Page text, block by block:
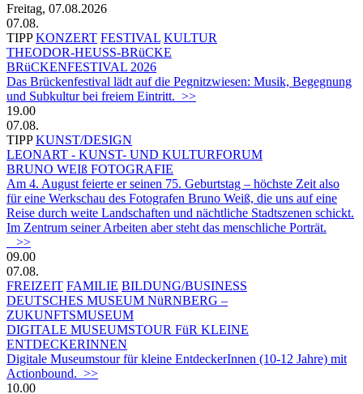
Freitag, 07.08.2026
07.08.
TIPP KONZERT FESTIVAL KULTUR
THEODOR-HEUSS-BRüCKE
BRüCKENFESTIVAL 2026
Das Brückenfestival lädt auf die Pegnitzwiesen: Musik, Begegnung
und Subkultur bei freiem Eintritt. >>
19.00
07.08.
TIPP KUNST/DESIGN
LEONART - KUNST- UND KULTURFORUM
BRUNO WEIß FOTOGRAFIE
Am 4. August feierte er seinen 75. Geburtstag – höchste Zeit also
für eine Werkschau des Fotografen Bruno Weiß, die uns auf eine
Reise durch weite Landschaften und nächtliche Stadtszenen schickt.
Im Zentrum seiner Arbeiten aber steht das menschliche Porträt.
>>
09.00
07.08.
FREIZEIT FAMILIE BILDUNG/BUSINESS
DEUTSCHES MUSEUM NüRNBERG –
ZUKUNFTSMUSEUM
DIGITALE MUSEUMSTOUR FüR KLEINE
ENTDECKERINNEN
Digitale Museumstour für kleine EntdeckerInnen (10-12 Jahre) mit
Actionbound. >>
10.00